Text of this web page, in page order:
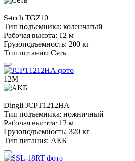
S-tech TGZ10
Тип подъемника: коленчатый
Рабочая высота: 12 м
Грузоподъемность: 200 кг
Тип питания: Сеть
12М
Dingli JCPT1212HA
Тип подъемника: ножничный
Рабочая высота: 12 м
Грузоподъемность: 320 кг
Тип питания: АКБ